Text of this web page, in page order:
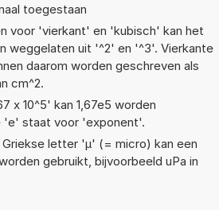
toegestaan
voor 'vierkant' en 'kubisch' kan het
weggelaten uit '^2' en '^3'. Vierkante
daarom worden geschreven als
cm^2.
x 10^5' kan 1,67e5 worden
'e' staat voor 'exponent'.
Griekse letter 'µ' (= micro) kan een
gebruikt, bijvoorbeeld uPa in